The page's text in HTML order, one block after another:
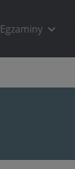
Egzaminy